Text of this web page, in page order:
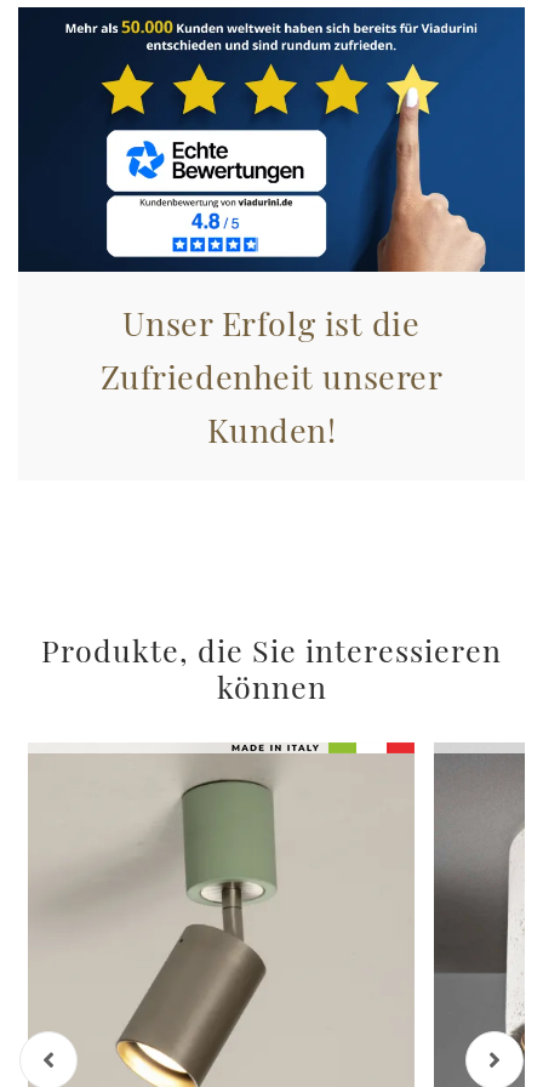
Unser Erfolg ist die
Zufriedenheit unserer
Kunden!
Produkte, die Sie interessieren
können